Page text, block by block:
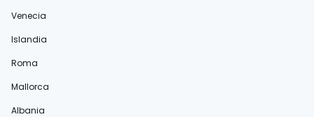
Venecia
Islandia
Roma
Mallorca
Albania